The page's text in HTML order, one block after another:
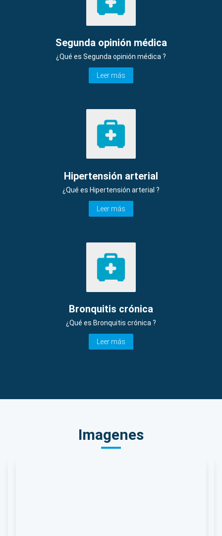
Segunda opinión médica
¿Qué es Segunda opinión médica ?
Leer más
Hipertensión arterial
¿Qué es Hipertensión arterial ?
Leer más
Bronquitis crónica
¿Qué es Bronquitis crónica ?
Leer más
Imagenes